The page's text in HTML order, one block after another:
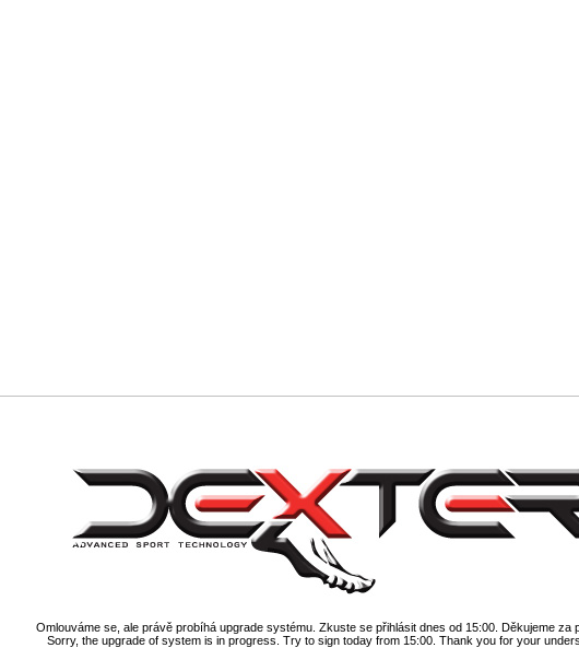
Omlouváme se, ale právě probíhá upgrade systému. Zkuste se přihlásit dnes od 15:00. Děkujeme za
Sorry, the upgrade of system is in progress. Try to sign today from 15:00. Thank you for your